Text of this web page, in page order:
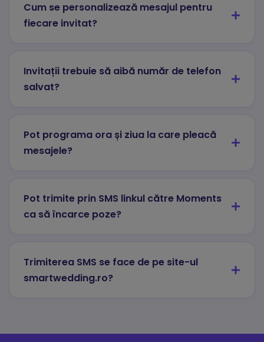
Cum se personalizează mesajul pentru
fiecare invitat?
Invitații trebuie să aibă număr de telefon
salvat?
Pot programa ora și ziua la care pleacă
mesajele?
Pot trimite prin SMS linkul către Moments
ca să încarce poze?
Trimiterea SMS se face de pe site-ul
smartwedding.ro?